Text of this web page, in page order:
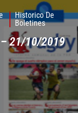
Historico De
Boletines
– 21/10/2019